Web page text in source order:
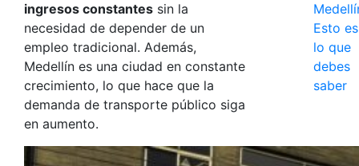
ingresos constantes sin la
necesidad de depender de un
empleo tradicional. Además,
Medellín es una ciudad en constante
crecimiento, lo que hace que la
demanda de transporte público siga
en aumento.
Esto es
lo que
debes
saber